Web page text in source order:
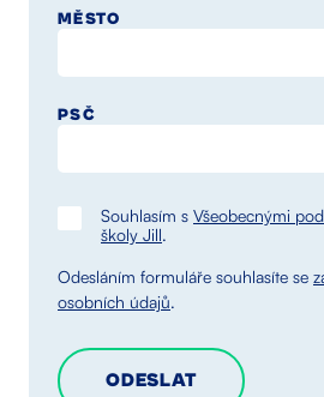
MĚSTO
PSČ
Souhlasím s Všeobecnými
školy Jill.
Odesláním formuláře souhlasíte se
osobních údajů.
ODESLAT